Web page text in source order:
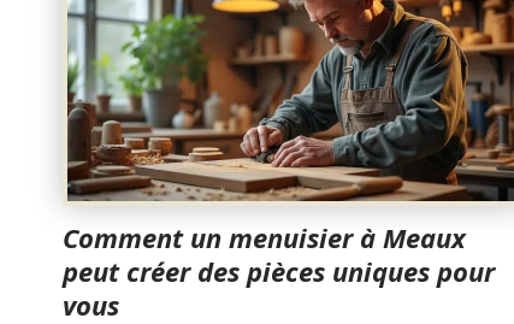
Comment un menuisier à Meaux
peut créer des pièces uniques pour
vous